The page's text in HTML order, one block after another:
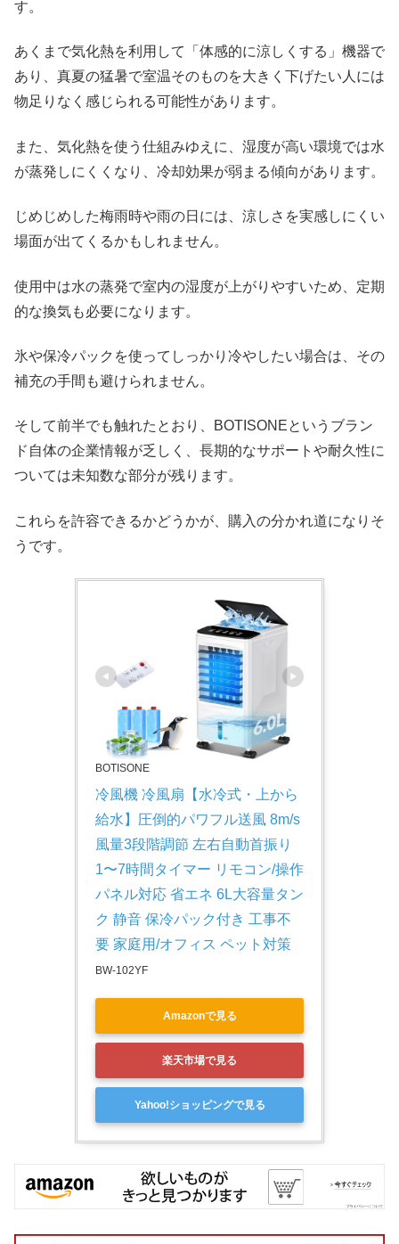
す。
あくまで気化熱を利用して「体感的に涼しくする」機器で
あり、真夏の猛暑で室温そのものを大きく下げたい人には
物足りなく感じられる可能性があります。
また、気化熱を使う仕組みゆえに、湿度が高い環境では水
が蒸発しにくくなり、冷却効果が弱まる傾向があります。
じめじめした梅雨時や雨の日には、涼しさを実感しにくい
場面が出てくるかもしれません。
使用中は水の蒸発で室内の湿度が上がりやすいため、定期
的な換気も必要になります。
氷や保冷パックを使ってしっかり冷やしたい場合は、その
補充の手間も避けられません。
そして前半でも触れたとおり、BOTISONEというブラン
ド自体の企業情報が乏しく、長期的なサポートや耐久性に
ついては未知数な部分が残ります。
これらを許容できるかどうかが、購入の分かれ道になりそ
うです。
BOTISONE
冷風機 冷風扇【水冷式・上から
給水】圧倒的パワフル送風 8m/s
風量3段階調節 左右自動首振り
1〜7時間タイマー リモコン/操作
パネル対応 省エネ 6L大容量タン
ク 静音 保冷パック付き 工事不
要 家庭用/オフィス ペット対策
BW-102YF
Amazonで見る
楽天市場で見る
Yahoo!ショッピングで見る